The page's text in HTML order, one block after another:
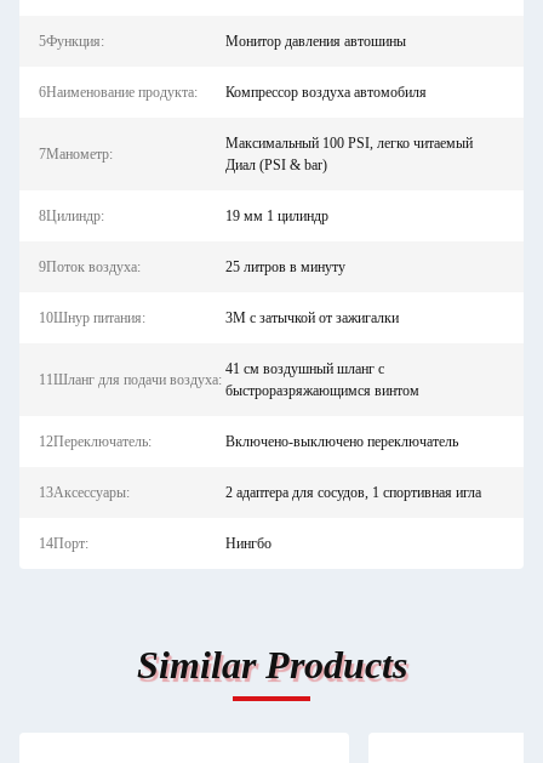
5Функция: Монитор давления автошины
6Наименование продукта: Компрессор воздуха автомобиля
7Манометр:
Максимальный 100 PSI, легко читаемый
Диал (PSI & bar)
8Цилиндр: 19 мм 1 цилиндр
9Поток воздуха: 25 литров в минуту
10Шнур питания: 3M с затычкой от зажигалки
11Шланг для подачи воздуха:
41 см воздушный шланг с
быстроразряжающимся винтом
12Переключатель: Включено-выключено переключатель
13Аксессуары: 2 адаптера для сосудов, 1 спортивная игла
14Порт: Нингбо
Similar Products